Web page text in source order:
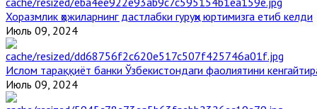
Хоразмлик ҳожиларнинг дастлабки гуруҳи юртимизга етиб келди
Июль 09, 2024
Ислом тараққиёт банки Ўзбекистондаги фаолиятини
Июль 09, 2024